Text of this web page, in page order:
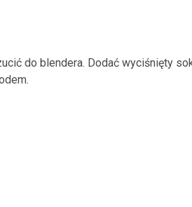
do blendera. Dodać wyciśnięty